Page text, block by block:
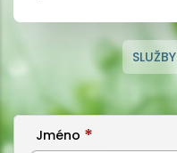
SLUŽBY
Jméno